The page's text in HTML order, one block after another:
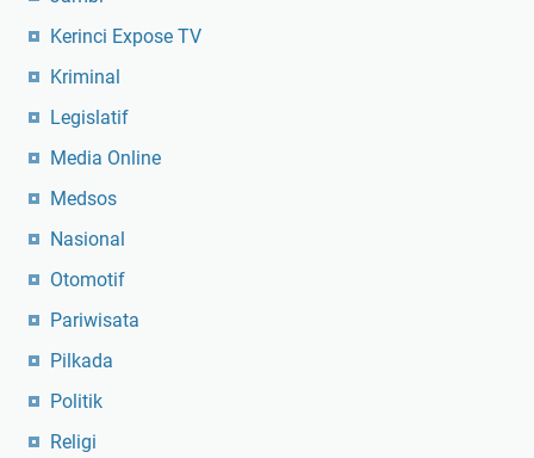
Kerinci Expose TV
Kriminal
Legislatif
Media Online
Medsos
Nasional
Otomotif
Pariwisata
Pilkada
Politik
Religi